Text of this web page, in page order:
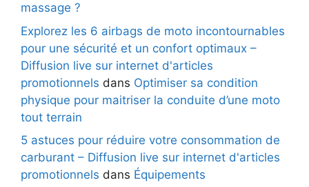
massage ?
Explorez les 6 airbags de moto incontournables
pour une sécurité et un confort optimaux –
Diffusion live sur internet d'articles
promotionnels dans Optimiser sa condition
physique pour maitriser la conduite d’une moto
tout terrain
5 astuces pour réduire votre consommation de
carburant – Diffusion live sur internet d'articles
promotionnels dans Équipements